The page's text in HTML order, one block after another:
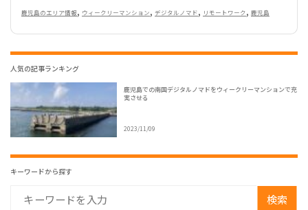
鹿児島のエリア情報, ウィークリーマンション, デジタルノマド, リモートワーク, 鹿児島
人気の記事ランキング
鹿児島での南国デジタルノマドをウィークリーマンションで充
実させる
2023/11/09
キーワードから探す
検索